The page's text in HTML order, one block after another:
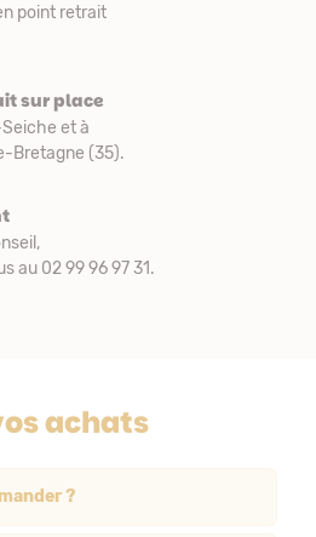
point retrait
sur place
et à
Bretagne (35).
au 02 99 96 97 31.
achats
?